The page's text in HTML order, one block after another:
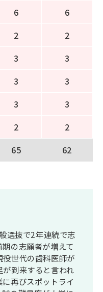
6
6
2
2
3
3
3
3
3
3
2
2
65 62
選抜で2年連続で志
の志願者が増えて
役世代の歯科医師が
到来すると言われ
再びスポットライ